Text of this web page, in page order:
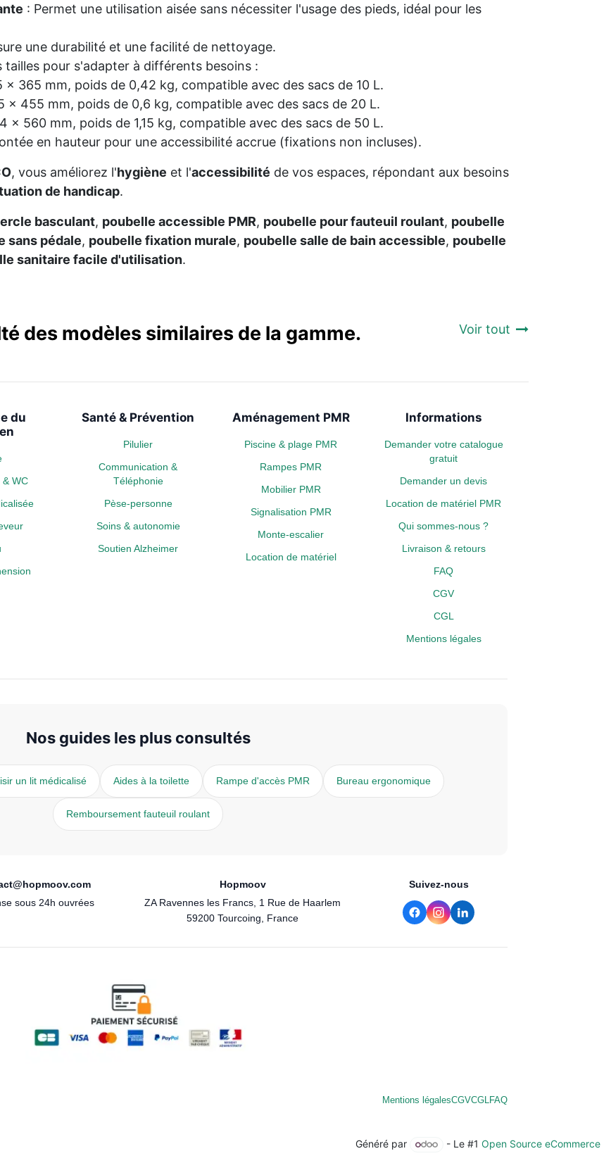
: Permet une utilisation aisée sans nécessiter l'usage des pieds, idéal pour les
une durabilité et une facilité de nettoyage.
tailles pour s'adapter à différents besoins :
x 365 mm, poids de 0,42 kg, compatible avec des sacs de 10 L.
x 455 mm, poids de 0,6 kg, compatible avec des sacs de 20 L.
x 560 mm, poids de 1,15 kg, compatible avec des sacs de 50 L.
en hauteur pour une accessibilité accrue (fixations non incluses).
, vous améliorez l'hygiène et l'accessibilité de vos espaces, répondant aux besoins
de handicap.
basculant, poubelle accessible PMR, poubelle pour fauteuil roulant, poubelle
sans pédale, poubelle fixation murale, poubelle salle de bain accessible, poubelle
sanitaire facile d'utilisation.
des modèles similaires de la gamme. Voir tout
du
& WC
Santé & Prévention
Pilulier
Communication &
Téléphonie
Pèse-personne
Soins & autonomie
Soutien Alzheimer
Aménagement PMR
Piscine & plage PMR
Rampes PMR
Mobilier PMR
Signalisation PMR
Monte-escalier
Location de matériel
Informations
Demander votre catalogue
gratuit
Demander un devis
Location de matériel PMR
Qui sommes-nous ?
Livraison & retours
FAQ
CGV
CGL
Mentions légales
Nos guides les plus consultés
un lit médicalisé Aides à la toilette Rampe d'accès PMR Bureau ergonomique
Remboursement fauteuil roulant
sous 24h ouvrées
Hopmoov
ZA Ravennes les Francs, 1 Rue de Haarlem
59200 Tourcoing, France
Suivez-nous
Mentions légalesCGVCGLFAQ
Généré par - Le #1 Open Source eCommerce